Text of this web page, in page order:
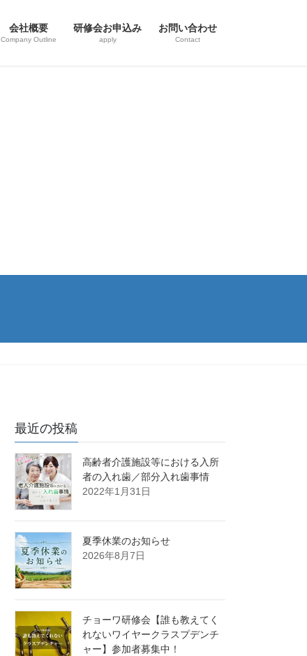
会社概要
Company Outline
研修会お申込み
apply
お問い合わせ
Contact
最近の投稿
高齢者介護施設等における入所
者の入れ歯／部分入れ歯事情
2022年1月31日
夏季休業のお知らせ
2026年8月7日
チョーワ研修会【誰も教えてく
れないワイヤークラスプデンチ
ャー】参加者募集中！